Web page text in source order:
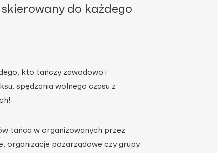
do każdego
kto tańczy zawodowo i
spędzania wolnego czasu z
tańca w organizowanych przez
organizacje pozarządowe czy grupy